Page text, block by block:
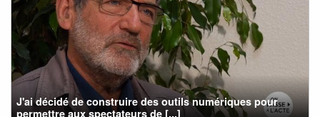
J'ai décidé de construire des outils numériques pour
permettre aux spectateurs de [...]